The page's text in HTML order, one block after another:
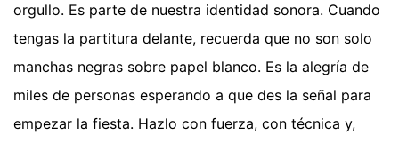
orgullo. Es parte de nuestra identidad sonora. Cuando
tengas la partitura delante, recuerda que no son solo
manchas negras sobre papel blanco. Es la alegría de
miles de personas esperando a que des la señal para
empezar la fiesta. Hazlo con fuerza, con técnica y,